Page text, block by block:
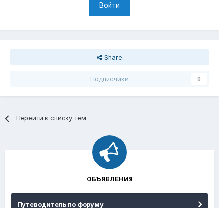
Войти
Share
Подписчики 0
Перейти к списку тем
ОБЪЯВЛЕНИЯ
Путеводитель по форуму